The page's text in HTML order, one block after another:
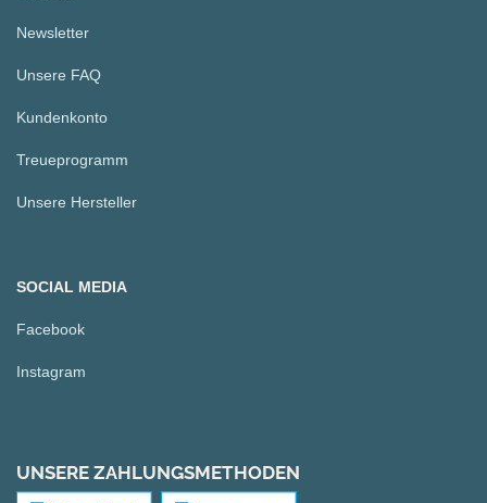
Newsletter
Unsere FAQ
Kundenkonto
Treueprogramm
Unsere Hersteller
SOCIAL MEDIA
Facebook
Instagram
UNSERE ZAHLUNGSMETHODEN